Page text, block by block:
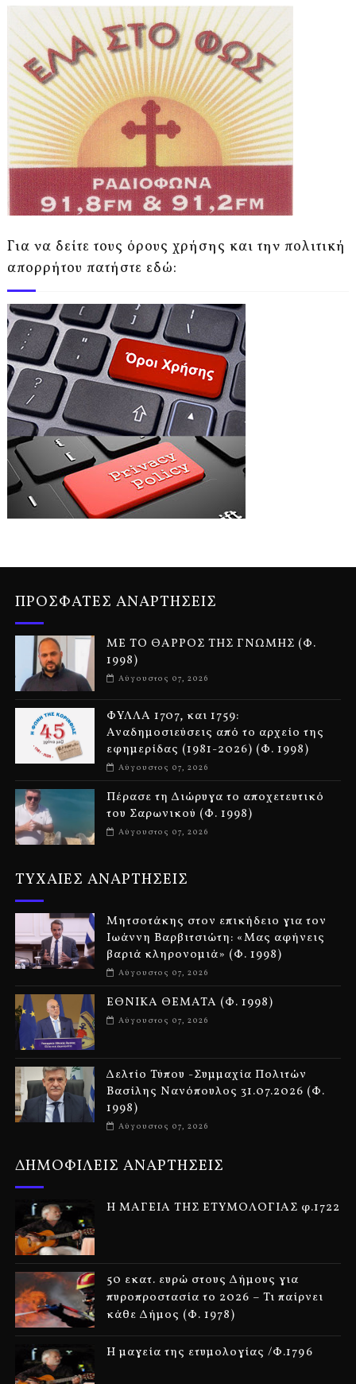
Για να δείτε τους όρους χρήσης και την πολιτική
απορρήτου πατήστε εδώ:
ΠΡΟΣΦΑΤΕΣ ΑΝΑΡΤΗΣΕΙΣ
ΜΕ ΤΟ ΘΑΡΡΟΣ ΤΗΣ ΓΝΩΜΗΣ (Φ.
1998)
Αύγουστος 07, 2026
ΦΥΛΛΑ 1707, και 1759:
Αναδημοσιεύσεις από το αρχείο της
εφημερίδας (1981-2026) (Φ. 1998)
Αύγουστος 07, 2026
Πέρασε τη Διώρυγα το αποχετευτικό
του Σαρωνικού (Φ. 1998)
Αύγουστος 07, 2026
ΤΥΧΑΙΕΣ ΑΝΑΡΤΗΣΕΙΣ
Μητσοτάκης στον επικήδειο για τον
Ιωάννη Βαρβιτσιώτη: «Μας αφήνεις
βαριά κληρονομιά» (Φ. 1998)
Αύγουστος 07, 2026
ΕΘΝΙΚΑ ΘΕΜΑΤΑ (Φ. 1998)
Αύγουστος 07, 2026
Δελτίο Τύπου -Συμμαχία Πολιτών
Βασίλης Νανόπουλος 31.07.2026 (Φ.
1998)
Αύγουστος 07, 2026
ΔΗΜΟΦΙΛΕΙΣ ΑΝΑΡΤΗΣΕΙΣ
Η ΜΑΓΕΙΑ ΤΗΣ ΕΤΥΜΟΛΟΓΙΑΣ φ.1722
50 εκατ. ευρώ στους Δήμους για
πυροπροστασία το 2026 – Τι παίρνει
κάθε Δήμος (Φ. 1978)
Η μαγεία της ετυμολογίας /Φ.1796